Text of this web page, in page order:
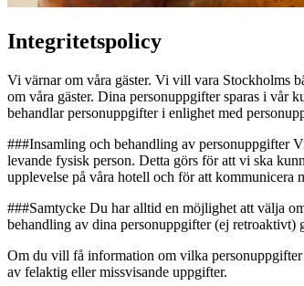
Integritetspolicy
Vi värnar om våra gäster. Vi vill vara Stockholms
om våra gäster. Dina personuppgifter sparas i
behandlar personuppgifter i enlighet med
###Insamling och behandling av personuppgifter
levande fysisk person. Detta görs för att vi ska
upplevelse på våra hotell och för att kommunicera
###Samtycke Du har alltid en möjlighet att välja
behandling av dina personuppgifter (ej retroaktivt)
Om du vill få information om vilka personuppgifter
av felaktig eller missvisande uppgifter.